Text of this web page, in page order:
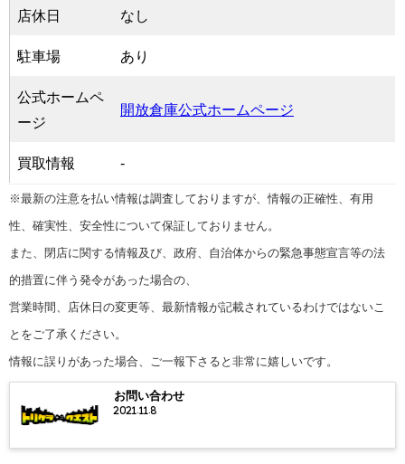
店休日 なし
駐車場 あり
公式ホームペ
ージ
開放倉庫公式ホームページ
買取情報 -
※最新の注意を払い情報は調査しておりますが、情報の正確性、有用
性、確実性、安全性について保証しておりません。
また、閉店に関する情報及び、政府、自治体からの緊急事態宣言等の法
的措置に伴う発令があった場合の、
営業時間、店休日の変更等、最新情報が記載されているわけではないこ
とをご了承ください。
情報に誤りがあった場合、ご一報下さると非常に嬉しいです。
お問い合わせ
2021.11.8